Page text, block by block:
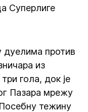
Суперлиге
дуелима против
из
гола, док је
Пазара мрежу
тежину